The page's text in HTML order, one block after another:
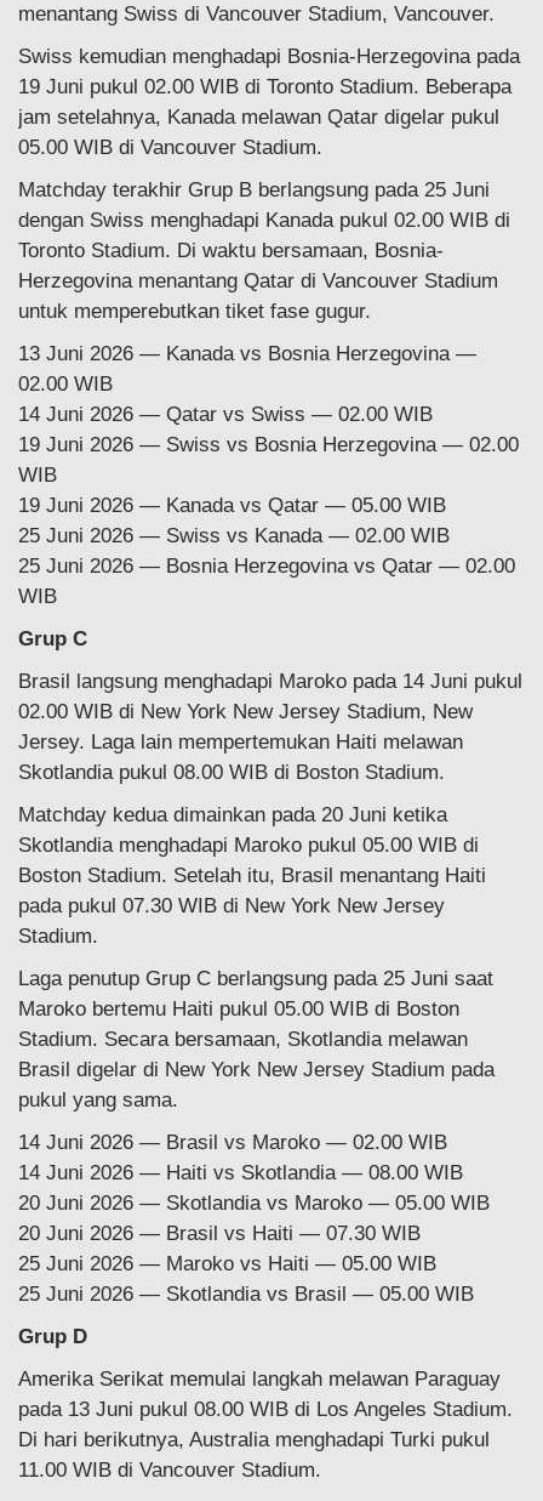
menantang Swiss di Vancouver Stadium, Vancouver.
Swiss kemudian menghadapi Bosnia-Herzegovina pada
19 Juni pukul 02.00 WIB di Toronto Stadium. Beberapa
jam setelahnya, Kanada melawan Qatar digelar pukul
05.00 WIB di Vancouver Stadium.
Matchday terakhir Grup B berlangsung pada 25 Juni
dengan Swiss menghadapi Kanada pukul 02.00 WIB di
Toronto Stadium. Di waktu bersamaan, Bosnia-
Herzegovina menantang Qatar di Vancouver Stadium
untuk memperebutkan tiket fase gugur.
13 Juni 2026 — Kanada vs Bosnia Herzegovina —
02.00 WIB
14 Juni 2026 — Qatar vs Swiss — 02.00 WIB
19 Juni 2026 — Swiss vs Bosnia Herzegovina — 02.00
WIB
19 Juni 2026 — Kanada vs Qatar — 05.00 WIB
25 Juni 2026 — Swiss vs Kanada — 02.00 WIB
25 Juni 2026 — Bosnia Herzegovina vs Qatar — 02.00
WIB
Grup C
Brasil langsung menghadapi Maroko pada 14 Juni pukul
02.00 WIB di New York New Jersey Stadium, New
Jersey. Laga lain mempertemukan Haiti melawan
Skotlandia pukul 08.00 WIB di Boston Stadium.
Matchday kedua dimainkan pada 20 Juni ketika
Skotlandia menghadapi Maroko pukul 05.00 WIB di
Boston Stadium. Setelah itu, Brasil menantang Haiti
pada pukul 07.30 WIB di New York New Jersey
Stadium.
Laga penutup Grup C berlangsung pada 25 Juni saat
Maroko bertemu Haiti pukul 05.00 WIB di Boston
Stadium. Secara bersamaan, Skotlandia melawan
Brasil digelar di New York New Jersey Stadium pada
pukul yang sama.
14 Juni 2026 — Brasil vs Maroko — 02.00 WIB
14 Juni 2026 — Haiti vs Skotlandia — 08.00 WIB
20 Juni 2026 — Skotlandia vs Maroko — 05.00 WIB
20 Juni 2026 — Brasil vs Haiti — 07.30 WIB
25 Juni 2026 — Maroko vs Haiti — 05.00 WIB
25 Juni 2026 — Skotlandia vs Brasil — 05.00 WIB
Grup D
Amerika Serikat memulai langkah melawan Paraguay
pada 13 Juni pukul 08.00 WIB di Los Angeles Stadium.
Di hari berikutnya, Australia menghadapi Turki pukul
11.00 WIB di Vancouver Stadium.